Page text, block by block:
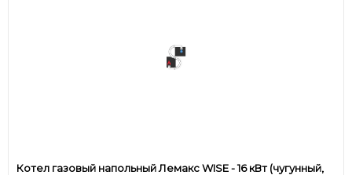
Котел газовый напольный Лемакс WISE - 16 кВт (чугунный,